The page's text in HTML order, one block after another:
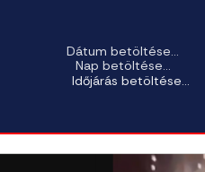
Dátum betöltése...
Nap betöltése...
Időjárás betöltése...